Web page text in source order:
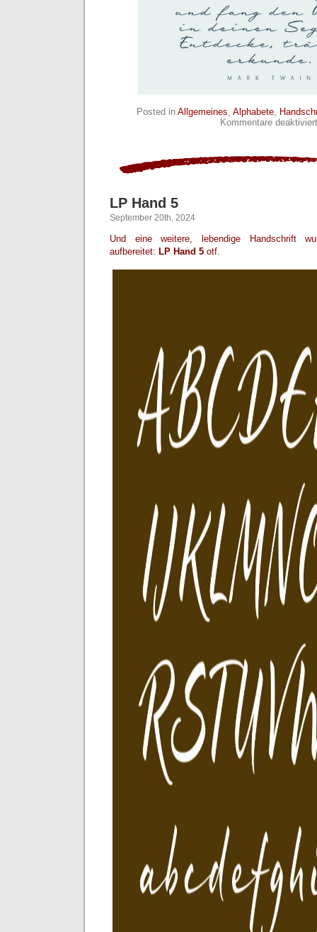
Posted in Allgemeines Alphabete
Kommentare deaktiviert
LP Hand 5
September 20th, 2024
Und eine weitere, lebendige Handschrift
aufbereitet: LP Hand 5 otf.